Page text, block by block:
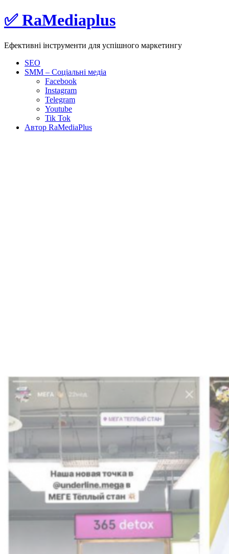
Skip
to
✅ RaMediaplus
Ефективні інструменти для успішного маркетингу
SEO
SMM – Соціальні медіа
Facebook
Instagram
Telegram
Youtube
Tik Tok
Автор RaMediaPlus